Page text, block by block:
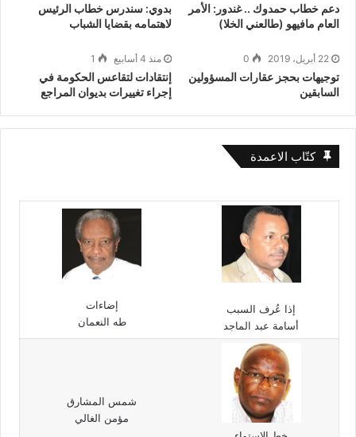
دعم خطاب حمدوك .. غندور: الأمر
العام مافيهو (طالعني الخلا)
بدوي: سندرس خطاب الرئيس
لاهتمامه بقضايا الشباب
22 أبريل، 2019 0
توجيهات بحجز عقارات المسؤولين
السابقين
منذ 4 أسابيع 1
إنتقادات لتقاعس الحكومة في
إجراء تغييرات بديوان المراجع
كتّاب الاعمدة
إذا عُرف السبب
أسامة عبد الماجد
إضاءات
طه النعمان
شمس المشارق
مؤمن الغالي